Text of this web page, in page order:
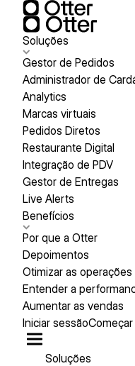
Soluções
Gestor de Pedidos
Administrador de
Analytics
Marcas virtuais
Pedidos Diretos
Restaurante Digital
Integração de PDV
Gestor de Entregas
Live Alerts
Benefícios
Por que a Otter
Depoimentos
Otimizar as operações
Entender a
Aumentar as vendas
Iniciar sessãoComeçar
Soluções